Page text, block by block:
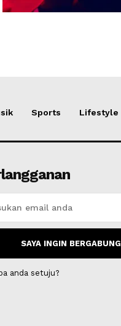
Sports Lifestyle
SAYA INGIN BERGABUNG
anda setuju?